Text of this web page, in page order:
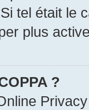
tel était le
plus
?